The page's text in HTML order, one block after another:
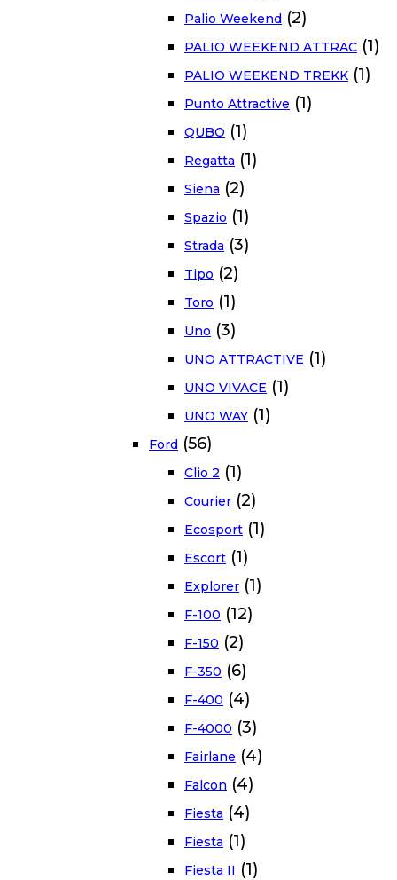
Palio Weekend (2)
PALIO WEEKEND ATTRAC (1)
PALIO WEEKEND TREKK (1)
Punto Attractive (1)
QUBO (1)
Regatta (1)
Siena (2)
Spazio (1)
Strada (3)
Tipo (2)
Toro (1)
Uno (3)
UNO ATTRACTIVE (1)
UNO VIVACE (1)
UNO WAY (1)
Ford (56)
Clio 2 (1)
Courier (2)
Ecosport (1)
Escort (1)
Explorer (1)
F-100 (12)
F-150 (2)
F-350 (6)
F-400 (4)
F-4000 (3)
Fairlane (4)
Falcon (4)
Fiesta (4)
Fiesta (1)
Fiesta II (1)